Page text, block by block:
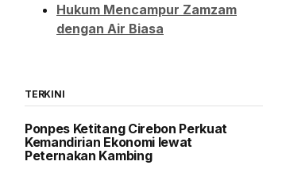
Hukum Mencampur Zamzam
dengan Air Biasa
TERKINI
Ponpes Ketitang Cirebon Perkuat
Kemandirian Ekonomi lewat
Peternakan Kambing